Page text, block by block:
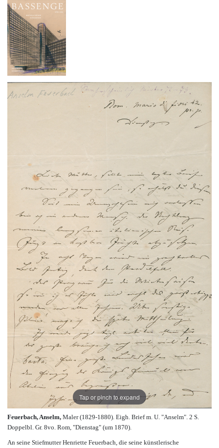
Tap or pinch to expand
Feuerbach, Anselm, Maler (1829-1880). Eigh. Brief m. U. "Anselm". 2 S.
Doppelbl. Gr. 8vo. Rom, "Dienstag" (um 1870).
An seine Stiefmutter Henriette Feuerbach, die seine künstlerische